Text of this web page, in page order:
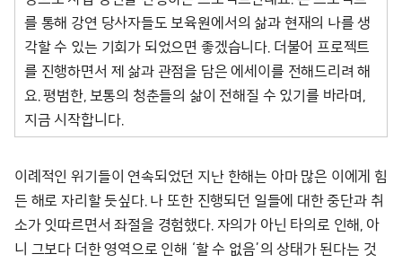
를 통해 강연 당사자들도 보육원에서의 삶과 현재의 나를 생
각할 수 있는 기회가 되었으면 좋겠습니다. 더불어 프로젝트
를 진행하면서 제 삶과 관점을 담은 에세이를 전해드리려 해
요. 평범한, 보통의 청춘들의 삶이 전해질 수 있기를 바라며,
지금 시작합니다.
이례적인 위기들이 연속되었던 지난 한해는 아마 많은 이에게 힘
든 해로 자리할 듯싶다. 나 또한 진행되던 일들에 대한 중단과 취
소가 잇따르면서 좌절을 경험했다. 자의가 아닌 타의로 인해, 아
니 그보다 더한 영역으로 인해 ‘할 수 없음’의 상태가 된다는 것